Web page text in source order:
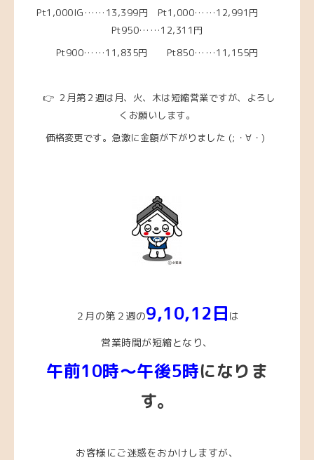
Pt1,000IG……13,399円 Pt1,000……12,991円
Pt950……12,311 円
Pt900……11,835円 Pt850……11,155円
👉 ２月第２週は月、火、木は短縮営業ですが、よろし
くお願いします。
価格変更です。急激に金額が下がりました (;・∀・)
２月の第２週の9,10,12日 は
営業時間が短縮となり、
午前10時～午後5時になりま
す。
お客様にご迷惑をおかけしますが、